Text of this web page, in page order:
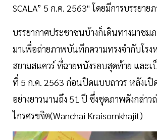
SCALA” 5 ก.ค. 2563" โดยมีการบรรยาย
บรรยากาศประชาชนบ้างก็เดินทางมาชม
มาเพื่อถ่ายภาพบันทึกความทรงจำกับโร
สยามสแควร์ ที่ฉายหนังรอบสุดท้าย และ
ที่ 5 ก.ค. 2563 ก่อนปิดแบบถาวร หลังเปิ
อย่างยาวนานถึง 51 ปี ซึ่งชุดภาพดังกล่าว
ไกรศรขจิต(Wanchai Kraisornkhajit)